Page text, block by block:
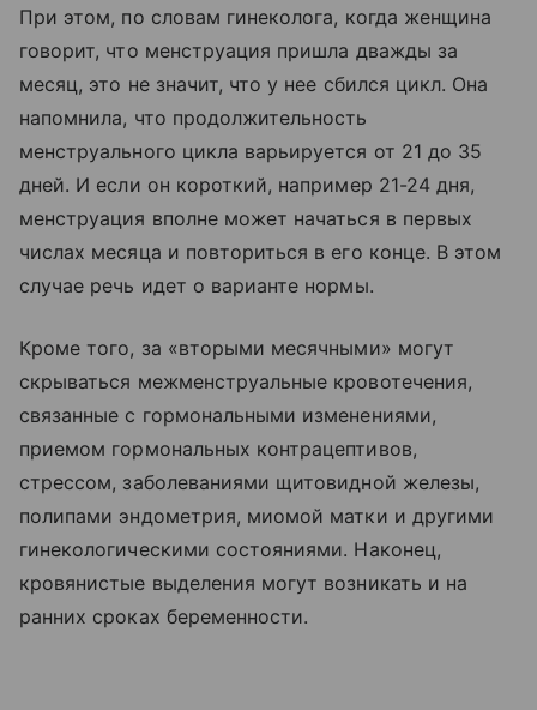
При этом, по словам гинеколога, когда женщина
говорит, что менструация пришла дважды за
месяц, это не значит, что у нее сбился цикл. Она
напомнила, что продолжительность
менструального цикла варьируется от 21 до 35
дней. И если он короткий, например 21-24 дня,
менструация вполне может начаться в первых
числах месяца и повториться в его конце. В этом
случае речь идет о варианте нормы.
Кроме того, за «вторыми месячными» могут
скрываться межменструальные кровотечения,
связанные с гормональными изменениями,
приемом гормональных контрацептивов,
стрессом, заболеваниями щитовидной железы,
полипами эндометрия, миомой матки и другими
гинекологическими состояниями. Наконец,
кровянистые выделения могут возникать и на
ранних сроках беременности.